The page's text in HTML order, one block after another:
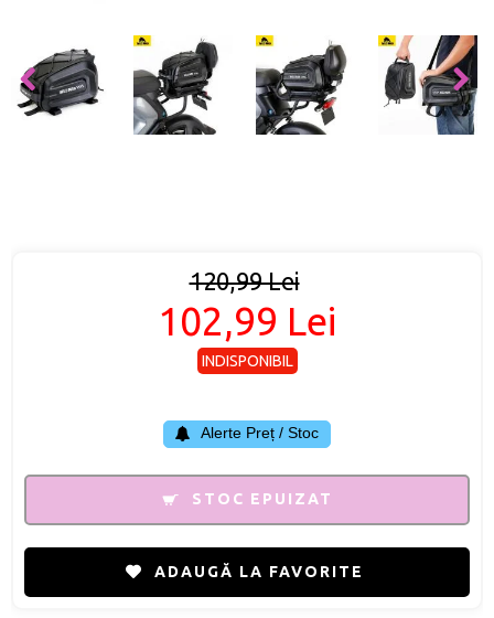
120,99 Lei
102,99 Lei
INDISPONIBIL
Alerte Preț / Stoc
STOC EPUIZAT
ADAUGĂ LA FAVORITE